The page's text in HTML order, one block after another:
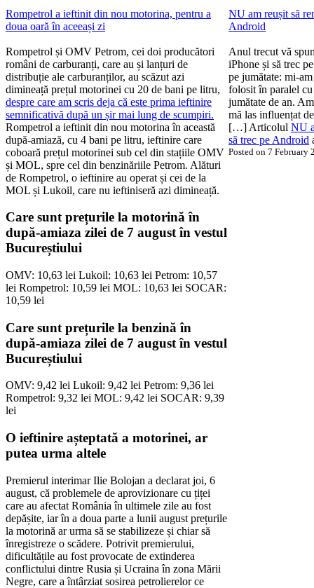
Rompetrol a ieftinit din nou motorina, pentru a
doua oară în aceeași zi
Rompetrol și OMV Petrom, cei doi producători
români de carburanți, care au și lanțuri de
distribuție ale carburanților, au scăzut azi
dimineață prețul motorinei cu 20 de bani pe litru,
despre care am scris deja că este prima ieftinire
semnificativă după un șir mai lung de scumpiri.
Rompetrol a ieftinit din nou motorina în această
după-amiază, cu 4 bani pe litru, ieftinire care
coboară prețul motorinei sub cel din stațiile OMV
și MOL, spre cel din benzinăriile Petrom. Alături
de Rompetrol, o ieftinire au operat și cei de la
MOL și Lukoil, care nu ieftiniseră azi dimineață.
Care sunt prețurile la motorină în
după-amiaza zilei de 7 august în vestul
Bucureștiului
OMV: 10,63 lei Lukoil: 10,63 lei Petrom: 10,57
lei Rompetrol: 10,59 lei MOL: 10,63 lei SOCAR:
10,59 lei
Care sunt prețurile la benzină în
după-amiaza zilei de 7 august în vestul
Bucureștiului
OMV: 9,42 lei Lukoil: 9,42 lei Petrom: 9,36 lei
Rompetrol: 9,32 lei MOL: 9,42 lei SOCAR: 9,39
lei
O ieftinire așteptată a motorinei, ar
putea urma altele
Premierul interimar Ilie Bolojan a declarat joi, 6
august, că problemele de aprovizionare cu țiței
care au afectat România în ultimele zile au fost
depășite, iar în a doua parte a lunii august prețurile
la motorină ar urma să se stabilizeze și chiar să
înregistreze o scădere. Potrivit premierului,
dificultățile au fost provocate de extinderea
conflictului dintre Rusia și Ucraina în zona Mării
Negre, care a întârziat sosirea petrolierelor ce
NU am reușit să
Android
Anul trecut vă
iPhone și să trec
pe jumătate: mi-
folosit în paralel
jumătate de an.
mă las influențat
[…] ArticolulNU
să trec pe Android
Posted on 7 February